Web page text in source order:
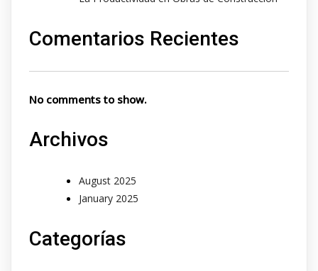
Comentarios Recientes
No comments to show.
Archivos
August 2025
January 2025
Categorías